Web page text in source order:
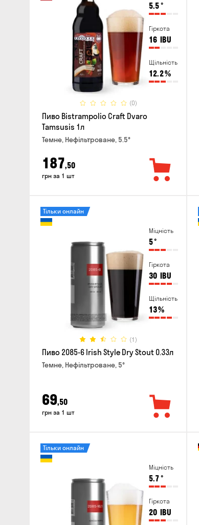
5.5°
Гіркота
16 IBU
Щільність
12.2%
(0)
Пиво Bistrampolio Craft Dvaro
Tamsusis 1л
Темне, Нефільтроване, 5.5°
187,50
грн за 1 шт
Міцність
5°
Гіркота
30 IBU
Щільність
13%
(1)
Тільки онлайн
Пиво 2085-6 Irish Style Dry Stout 0.33л
Темне, Нефільтроване, 5°
69,50
грн за 1 шт
Міцність
5.7°
Гіркота
20 IBU
Тільки онлайн